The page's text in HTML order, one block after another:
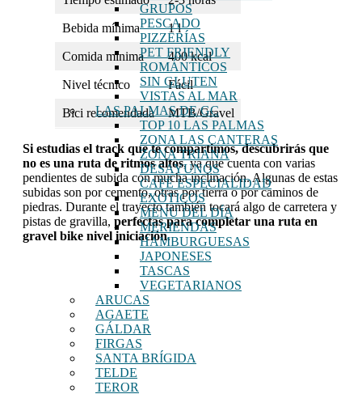
GRUPOS
PESCADO
PIZZERÍAS
PET FRIENDLY
ROMÁNTICOS
SIN GLUTEN
VISTAS AL MAR
LAS PALMAS DE GC
TOP 10 LAS PALMAS
ZONA LAS CANTERAS
ZONA TRIANA
DESAYUNOS
CAFÉ ESPECIALIDAD
EXÓTICOS
MENU DEL DÍA
MERIENDAS
HAMBURGUESAS
JAPONESES
TASCAS
VEGETARIANOS
ARUCAS
AGAETE
GÁLDAR
FIRGAS
SANTA BRÍGIDA
TELDE
TEROR
Bebida mínima 1 l
Comida mínima 400 kcal
Nivel técnico Fácil
Bici recomendada MTB/Gravel
Si estudias el track que te compartimos, descubrirás que
no es una ruta de ritmos altos, ya que cuenta con varias
pendientes de subida con mucha inclinación. Algunas de estas
subidas son por cemento, otras por tierra o por caminos de
piedras. Durante el trayecto también tocará algo de carretera y
pistas de gravilla, perfectas para completar una ruta en
gravel bike nivel iniciación.